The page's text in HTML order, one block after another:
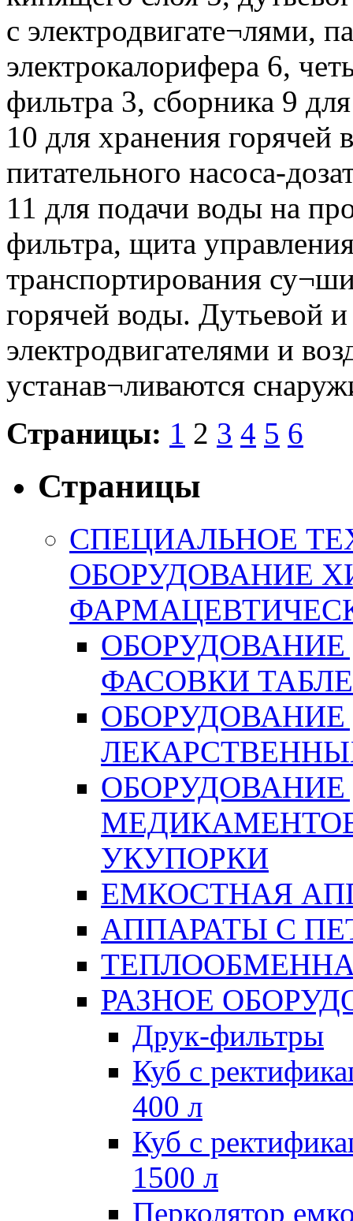
с электродвигате¬лями,
электрокалорифера 6,
фильтра 3, сборника 9
10 для хранения горячей
питательного насоса-
11 для подачи воды на
фильтра, щита
транспортирования
горячей воды. Дутьевой
электродвигателями и
устанав¬ливаются
Страницы: 1 2 3 4 5 6
Страницы
СПЕЦИАЛЬНОЕ
ОБОРУДОВАНИЕ
ФАСОВКИ
УКУПОРКИ
ЕМКОСТНАЯ
АППАРАТЫ С
РАЗНОЕ
Друк-фильтры
Куб с
400 л
Куб с
1500 л
Перколятор